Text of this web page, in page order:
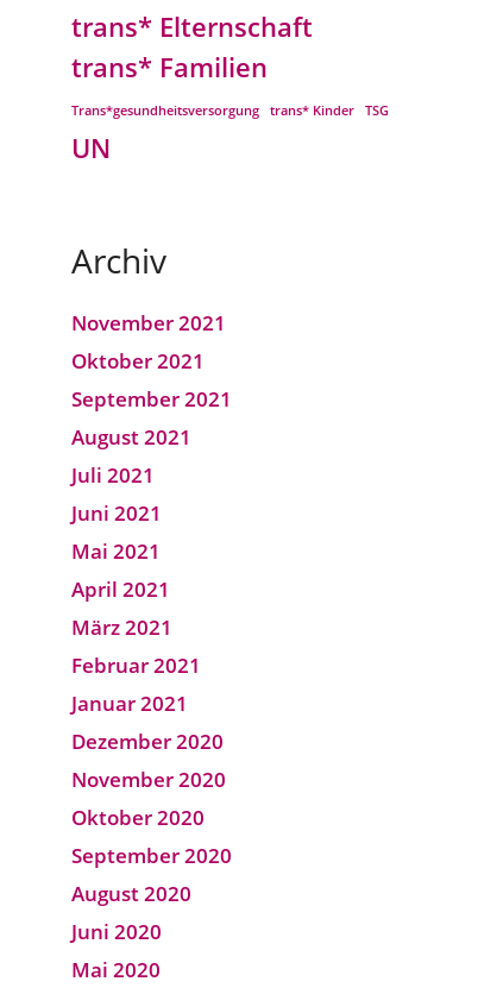
trans* Elternschaft
trans* Familien
Trans*gesundheitsversorgung trans* Kinder TSG
UN
Archiv
November 2021
Oktober 2021
September 2021
August 2021
Juli 2021
Juni 2021
Mai 2021
April 2021
März 2021
Februar 2021
Januar 2021
Dezember 2020
November 2020
Oktober 2020
September 2020
August 2020
Juni 2020
Mai 2020